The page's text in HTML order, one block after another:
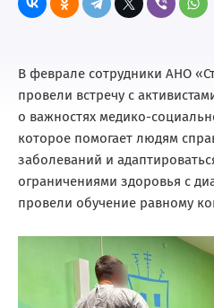
В феврале сотрудники АНО
провели встречу с
о важностях медико-
которое помогает людям
заболеваний и
ограничениями здоровья с
провели обучение равному